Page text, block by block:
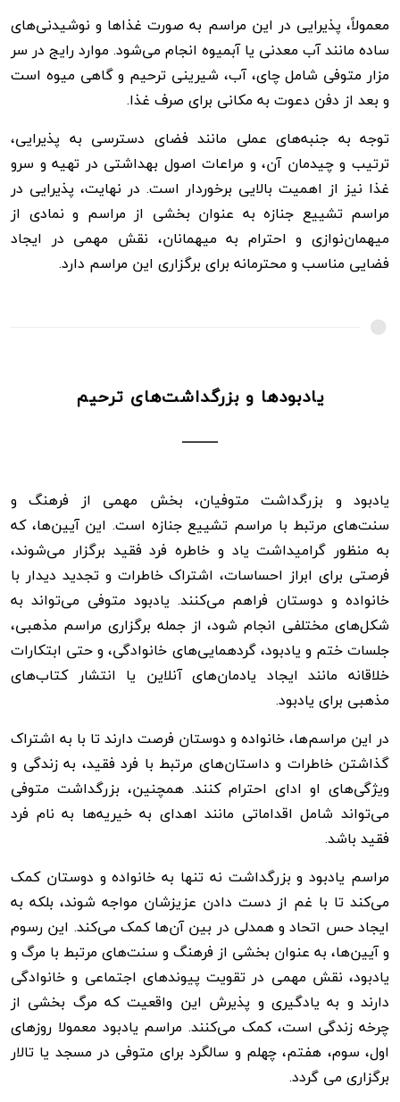
معمولاً، پذیرایی در این مراسم به صورت غذاها و نوشیدنی‌های
ساده مانند آب معدنی یا آبمیوه انجام می‌شود. موارد رایج در سر
مزار متوفی شامل چای، آب، شیرینی ترحیم و گاهی میوه است
و بعد از دفن دعوت به مکانی برای صرف غذا.
توجه به جنبه‌های عملی مانند فضای دسترسی به پذیرایی،
ترتیب و چیدمان آن، و مراعات اصول بهداشتی در تهیه و سرو
غذا نیز از اهمیت بالایی برخوردار است. در نهایت، پذیرایی در
مراسم تشییع جنازه به عنوان بخشی از مراسم و نمادی از
میهمان‌نوازی و احترام به میهمانان، نقش مهمی در ایجاد
فضایی مناسب و محترمانه برای برگزاری این مراسم دارد.
یادبودها و بزرگداشت‌های ترحیم
یادبود و بزرگداشت متوفیان، بخش مهمی از فرهنگ و
سنت‌های مرتبط با مراسم تشییع جنازه است. این آیین‌ها، که
به منظور گرامیداشت یاد و خاطره فرد فقید برگزار می‌شوند،
فرصتی برای ابراز احساسات، اشتراک خاطرات و تجدید دیدار با
خانواده و دوستان فراهم می‌کنند. یادبود متوفی می‌تواند به
شکل‌های مختلفی انجام شود، از جمله برگزاری مراسم مذهبی،
جلسات ختم و یادبود، گردهمایی‌های خانوادگی، و حتی ابتکارات
خلاقانه مانند ایجاد یادمان‌های آنلاین یا انتشار کتاب‌های
مذهبی برای یادبود.
در این مراسم‌ها، خانواده و دوستان فرصت دارند تا با به اشتراک
گذاشتن خاطرات و داستان‌های مرتبط با فرد فقید، به زندگی و
ویژگی‌های او ادای احترام کنند. همچنین، بزرگداشت متوفی
می‌تواند شامل اقداماتی مانند اهدای به خیریه‌ها به نام فرد
فقید باشد.
مراسم یادبود و بزرگداشت نه تنها به خانواده و دوستان کمک
می‌کند تا با غم از دست دادن عزیزشان مواجه شوند، بلکه به
ایجاد حس اتحاد و همدلی در بین آن‌ها کمک می‌کند. این رسوم
و آیین‌ها، به عنوان بخشی از فرهنگ و سنت‌های مرتبط با مرگ و
یادبود، نقش مهمی در تقویت پیوندهای اجتماعی و خانوادگی
دارند و به یادگیری و پذیرش این واقعیت که مرگ بخشی از
چرخه زندگی است، کمک می‌کنند. مراسم یادبود معمولا روزهای
اول، سوم، هفتم، چهلم و سالگرد برای متوفی در مسجد یا تالار
برگزاری می گردد.